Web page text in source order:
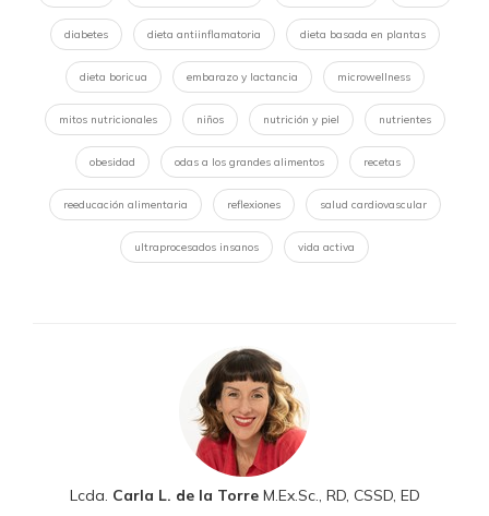
diabetes dieta antiinflamatoria dieta basada en plantas
dieta boricua embarazo y lactancia microwellness
mitos nutricionales niños nutrición y piel nutrientes
obesidad odas a los grandes alimentos recetas
reeducación alimentaria reflexiones salud cardiovascular
ultraprocesados insanos vida activa
Lcda. Carla L. de la TorreM.Ex.Sc., RD, CSSD, ED